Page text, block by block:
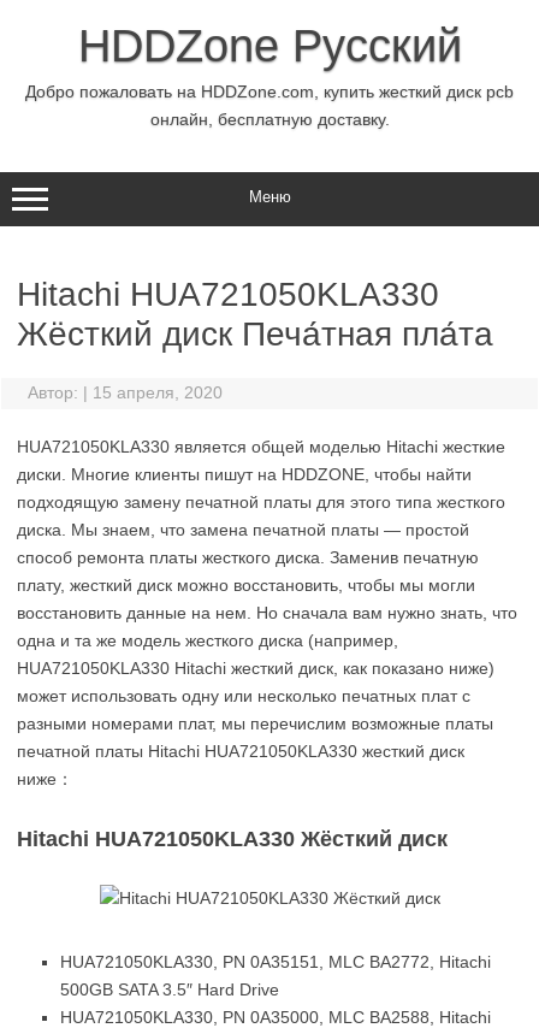
содержимомуHDDZone Русский
Добро пожаловать на HDDZone.com, купить жесткий диск pcb
онлайн, бесплатную доставку.
Меню
Hitachi HUA721050KLA330
Жёсткий диск Печа́тная пла́та
Автор: | 15 апреля, 2020
HUA721050KLA330 является общей моделью Hitachi жесткие
диски. Многие клиенты пишут на HDDZONE, чтобы найти
подходящую замену печатной платы для этого типа жесткого
диска. Мы знаем, что замена печатной платы — простой
способ ремонта платы жесткого диска. Заменив печатную
плату, жесткий диск можно восстановить, чтобы мы могли
восстановить данные на нем. Но сначала вам нужно знать, что
одна и та же модель жесткого диска (например,
HUA721050KLA330 Hitachi жесткий диск, как показано ниже)
может использовать одну или несколько печатных плат с
разными номерами плат, мы перечислим возможные платы
печатной платы Hitachi HUA721050KLA330 жесткий диск
ниже：
Hitachi HUA721050KLA330 Жёсткий диск
HUA721050KLA330, PN 0A35151, MLC BA2772, Hitachi
500GB SATA 3.5″ Hard Drive
HUA721050KLA330, PN 0A35000, MLC BA2588, Hitachi